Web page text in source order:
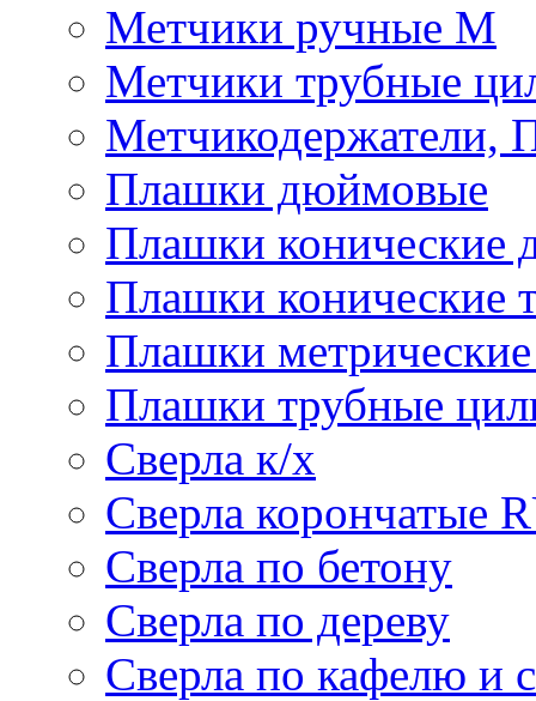
Метчики ручные М
Метчики трубные
Метчикодержатели,
Плашки дюймовые
Плашки
Плашки конические
Плашки
Плашки трубные
Сверла к/х
Сверла корончатые
Сверла по бетону
Сверла по дереву
Сверла по кафелю и